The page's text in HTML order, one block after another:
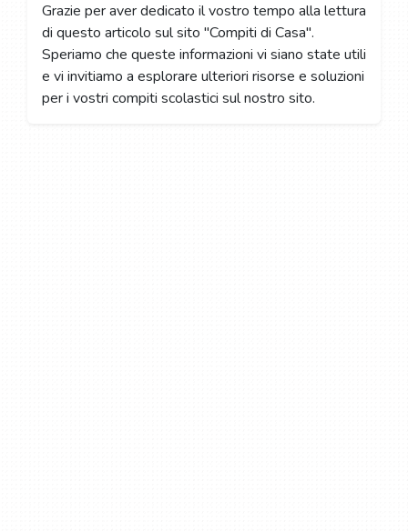
Grazie per aver dedicato il vostro tempo alla lettura
di questo articolo sul sito "Compiti di Casa".
Speriamo che queste informazioni vi siano state utili
e vi invitiamo a esplorare ulteriori risorse e soluzioni
per i vostri compiti scolastici sul nostro sito.